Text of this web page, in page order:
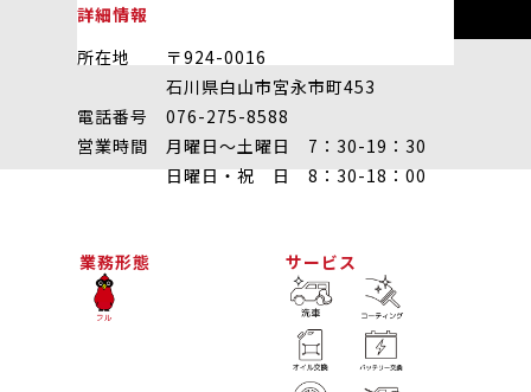
詳細情報
所在地 〒924-0016
石川県白山市宮永市町453
電話番号 076-275-8588
営業時間 月曜日～土曜日 7：30-19：30
日曜日・祝 日 8：30-18：00
業務形態 サービス